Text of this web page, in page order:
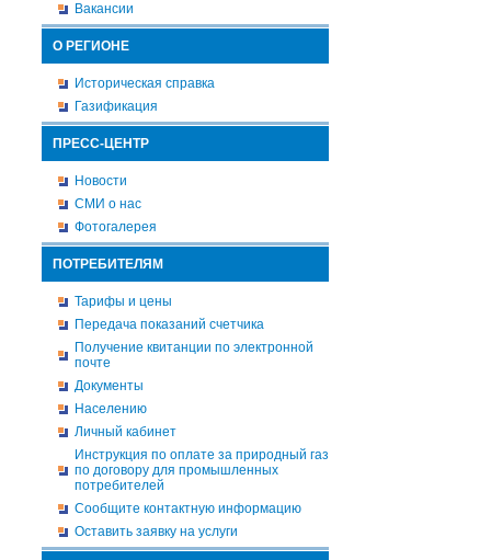
Вакансии
О РЕГИОНЕ
Историческая справка
Газификация
ПРЕСС-ЦЕНТР
Новости
СМИ о нас
Фотогалерея
ПОТРЕБИТЕЛЯМ
Тарифы и цены
Передача показаний счетчика
Получение квитанции по электронной
почте
Документы
Населению
Личный кабинет
Инструкция по оплате за природный газ
по договору для промышленных
потребителей
Сообщите контактную информацию
Оставить заявку на услуги